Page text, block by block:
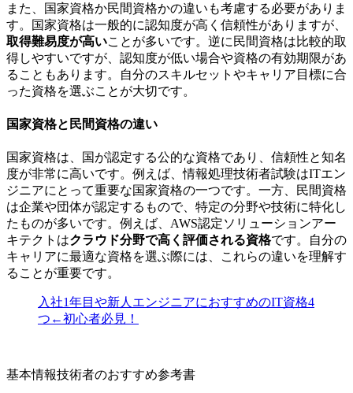
また、国家資格か民間資格かの違いも考慮する必要がありま
す。国家資格は一般的に認知度が高く信頼性がありますが、
取得難易度が高いことが多いです。逆に民間資格は比較的取
得しやすいですが、認知度が低い場合や資格の有効期限があ
ることもあります。
自分のスキルセットやキャリア目標に合
った資格を選ぶことが大切です。
国家資格と民間資格の違い
国家資格は、国が認定する公的な資格であり、信頼性と知名
度が非常に高いです。例えば、情報処理技術者試験はITエン
ジニアにとって重要な国家資格の一つです。一方、民間資格
は企業や団体が認定するもので、特定の分野や技術に特化し
たものが多いです。例えば、AWS認定ソリューションアー
キテクトはクラウド分野で高く評価される資格です。自分の
キャリアに最適な資格を選ぶ際には、これらの違いを理解す
ることが重要です。
入社1年目や新人エンジニアにおすすめのIT資格4
つ←初心者必見！
基本情報技術者のおすすめ参考書